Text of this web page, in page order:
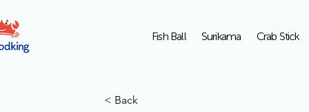
Fish Ball Surikama Crab Stick
< Back